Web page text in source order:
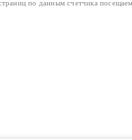
по данным счетчика